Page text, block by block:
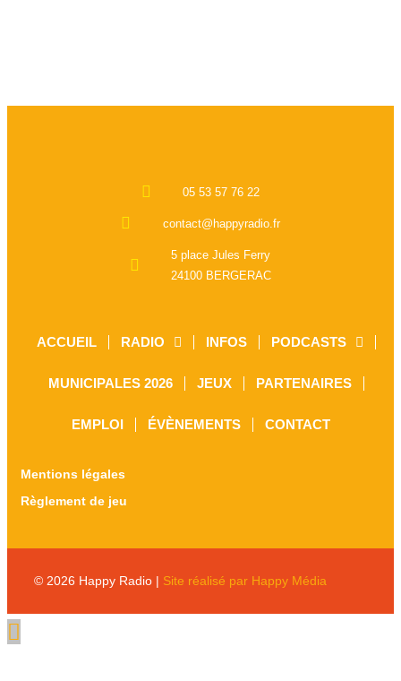
05 53 57 76 22
contact@happyradio.fr
5 place Jules Ferry
24100 BERGERAC
ACCUEIL RADIO INFOS PODCASTS
MUNICIPALES 2026 JEUX PARTENAIRES
EMPLOI ÉVÈNEMENTS CONTACT
Mentions légales
Règlement de jeu
© 2026 Happy Radio | Site réalisé par Happy Média